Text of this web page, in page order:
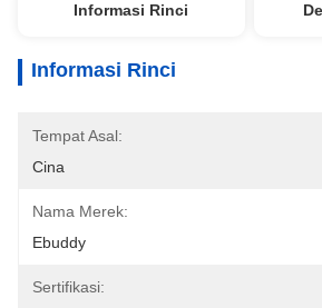
Informasi Rinci
Informasi Rinci
Tempat Asal:
Cina
Nama Merek:
Ebuddy
Sertifikasi: